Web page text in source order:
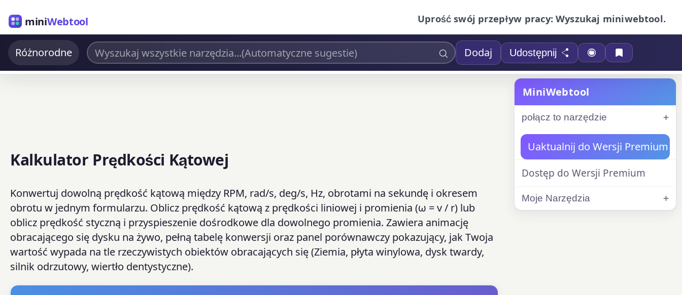
miniWebtool Uprość swój przepływ pracy: Wyszukaj miniwebtool.
Różnorodne Dodaj Udostępnij
Kalkulator Prędkości Kątowej
Konwertuj dowolną prędkość kątową między RPM, rad/s, deg/s, Hz, obrotami na sekundę i okresem
obrotu w jednym formularzu. Oblicz prędkość kątową z prędkości liniowej i promienia (ω = v / r) lub
oblicz prędkość styczną i przyspieszenie dośrodkowe dla dowolnego promienia. Zawiera animację
obracającego się dysku na żywo, pełną tabelę konwersji oraz panel porównawczy pokazujący, jak Twoja
wartość wypada na tle rzeczywistych obiektów obracających się (Ziemia, płyta winylowa, dysk twardy,
silnik odrzutowy, wiertło dentystyczne).
MiniWebtool
połącz to narzędzie
Uaktualnij do Wersji Premium
Dostęp do Wersji Premium
Moje Narzędzia